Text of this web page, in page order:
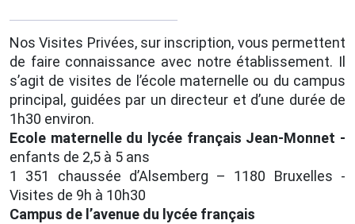
Nos Visites Privées, sur inscription, vous permettent
de faire connaissance avec notre établissement. Il
s’agit de visites de l’école maternelle ou du campus
principal, guidées par un directeur et d’une durée de
1h30 environ.
Ecole maternelle du lycée français Jean-Monnet -
enfants de 2,5 à 5 ans
1 351 chaussée d’Alsemberg – 1180 Bruxelles -
Visites de 9h à 10h30
Campus de l’avenue du lycée français